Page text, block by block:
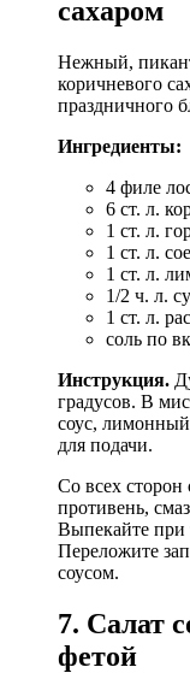
сахаром
Нежный,
коричневого
праздничного
Ингредиенты:
4 филе
6 ст. л.
1 ст. л.
1 ст. л.
1 ст. л.
1/2 ч. л.
1 ст. л.
соль по
Инструкция.
градусов. В
соус, лимонный
для подачи.
Со всех сторон
противень,
Выпекайте при
Переложите
соусом.
7. Салат
фетой